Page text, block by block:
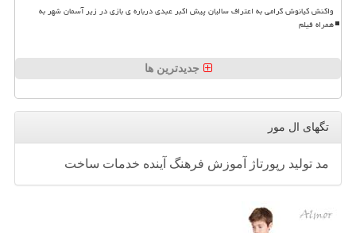
واکنش کیانوش گرامی به اعتراف سالیان پیش اکبر عبدی درباره ی بازی در زیر آسمان شهر به
همراه فیلم
جدیدترین ها
تگهای ال مور
مد تولید رپورتاژ آموزش فرهنگ آینده خدمات ساخت